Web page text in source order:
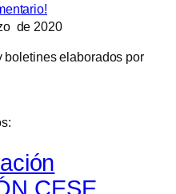
de 2020
boletines elaborados por
CESE